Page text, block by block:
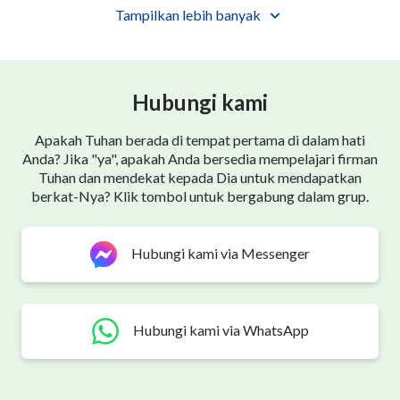
menerima wahyu dan penggembalaan, dan
makna sejati kedatangan Roh di dalam daging, dan hal
dengan Tuhan, mengandalkan Tuhan, dan
mendapatkan pengetahuan tentang Tuhan.
Yang terutama, sikap seperti apa yang harus dimiliki
manusia terhadap Tuhan yang praktis? Apa yang
engkau ketahui tentang inkarnasi, tentang
penampakan Firman di dalam daging, tentang
penampakan Tuhan di dalam daging, tentang
perbuatan Tuhan yang praktis? Apa yang terutama
sedang dibicarakan saat ini? Inkarnasi, kedatangan
Firman di dalam daging, dan penampakan Tuhan di
Tampilkan lebih banyak
Hubungi kami
Apakah Tuhan berada di tempat pertama di dalam hati
Anda? Jika "ya", apakah Anda bersedia mempelajari firman
Tuhan dan mendekat kepada Dia untuk mendapatkan
berkat-Nya? Klik tombol untuk bergabung dalam grup.
Hubungi kami via Messenger
Hubungi kami via WhatsApp